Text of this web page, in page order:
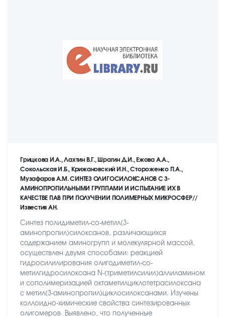
Грицкова И.А., Лахтин В.Г., Шрагин Д.И., Ежова А.А.,
Сокольская И.Б., Крижановский И.Н., Стороженко П.А.,
Музафаров А.М. СИНТЕЗ ОЛИГОСИЛОКСАНОВ С 3-
АМИНОПРОПИЛЬНЫМИ ГРУППАМИ И ИСПЫТАНИЕ ИХ В
КАЧЕСТВЕ ПАВ ПРИ ПОЛУЧЕНИИ ПОЛИМЕРНЫХ МИКРОСФЕР//
Известия АН.
Синтез полидиметил-со-метил(3-
аминопропил)силоксанов, различающихся
содержанием аминогрупп и молекулярной массой,
осуществлен двумя способами: реакцией
гидросилилирования олигодиметил-со-
метилгидросилоксана N-(триметилсилил)аллиламином
и сополимеризацией октаметилциклотетрасилоксана
с метил(3-аминопропил)циклосилоксанами. Изучены
коллоидно-химические свойства синтезированных
олигомеров. Выявлено, что полученные